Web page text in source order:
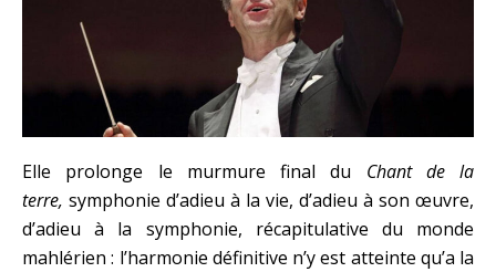
Elle prolonge le murmure final du Chant de la
terre, symphonie d’adieu à la vie, d’adieu à son œuvre,
d’adieu à la symphonie, récapitulative du monde
mahlérien : l’harmonie définitive n’y est atteinte qu’a la